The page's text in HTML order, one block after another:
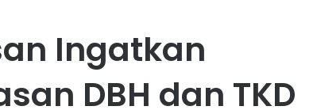
Ingatkan
DBH dan TKD